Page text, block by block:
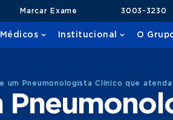
Marcar Exame 3003-3230
Institucional O
um Pneumonologista Clínico que atenda